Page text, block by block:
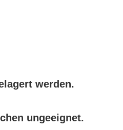
werden.
ungeeignet.